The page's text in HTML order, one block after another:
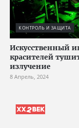
КОНТРОЛЬ И ЗАЩИТА
Искусственный
красителей
излучение
8 Апрель, 2024